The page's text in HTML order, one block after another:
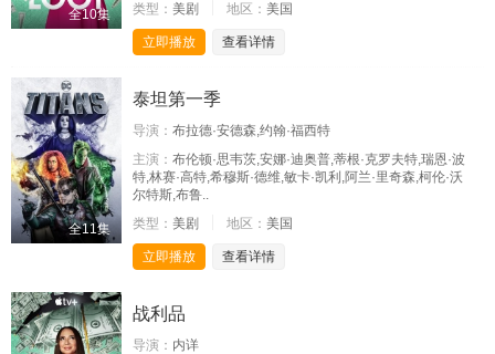
全10集
类型： 美剧 地区： 美国
立即播放 查看详情
全11集
泰坦第一季
导演： 布拉德·安德森,约翰·福西特
主演： 布伦顿·思韦茨,安娜·迪奥普,蒂根·克罗夫特,瑞恩·波
特,林赛·高特,希穆斯·德维,敏卡·凯利,阿兰·里奇森,柯伦·沃
尔特斯,布鲁..
类型： 美剧 地区： 美国
立即播放 查看详情
战利品
导演： 内详